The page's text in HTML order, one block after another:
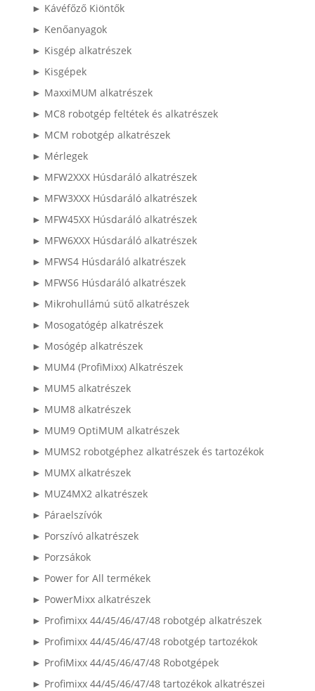
► Kávéfőző Kiöntők
► Kenőanyagok
► Kisgép alkatrészek
► Kisgépek
► MaxxiMUM alkatrészek
► MC8 robotgép feltétek és alkatrészek
► MCM robotgép alkatrészek
► Mérlegek
► MFW2XXX Húsdaráló alkatrészek
► MFW3XXX Húsdaráló alkatrészek
► MFW45XX Húsdaráló alkatrészek
► MFW6XXX Húsdaráló alkatrészek
► MFWS4 Húsdaráló alkatrészek
► MFWS6 Húsdaráló alkatrészek
► Mikrohullámú sütő alkatrészek
► Mosogatógép alkatrészek
► Mosógép alkatrészek
► MUM4 (ProfiMixx) Alkatrészek
► MUM5 alkatrészek
► MUM8 alkatrészek
► MUM9 OptiMUM alkatrészek
► MUMS2 robotgéphez alkatrészek és tartozékok
► MUMX alkatrészek
► MUZ4MX2 alkatrészek
► Páraelszívók
► Porszívó alkatrészek
► Porzsákok
► Power for All termékek
► PowerMixx alkatrészek
► Profimixx 44/45/46/47/48 robotgép alkatrészek
► Profimixx 44/45/46/47/48 robotgép tartozékok
► ProfiMixx 44/45/46/47/48 Robotgépek
► Profimixx 44/45/46/47/48 tartozékok alkatrészei